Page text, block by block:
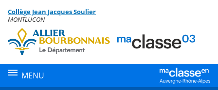
Menu de la rubrique
Contenu
Collège Jean Jacques Soulier
MONTLUCON
MENU